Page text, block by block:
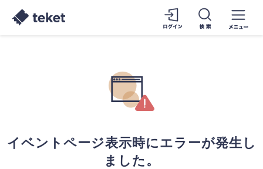
イベントページ表示時にエラーが発生し
ました。